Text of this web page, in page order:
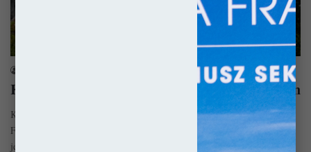
Niemcy
Katedra we Fryburgu Bryzgowijskim – Fenomen
Katedra we Fryburgu Bryzgowijskim (niem. Münster Unserer Lieben
Frau; Freiburger Münster) to jedna z niewielu, które udało się ukończyć
jeszcze…